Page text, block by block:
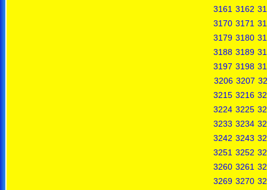
3161 3162
3170 3171
3179 3180
3188 3189
3197 3198
3206 3207
3215 3216
3224 3225
3233 3234
3242 3243
3251 3252
3260 3261
3269 3270